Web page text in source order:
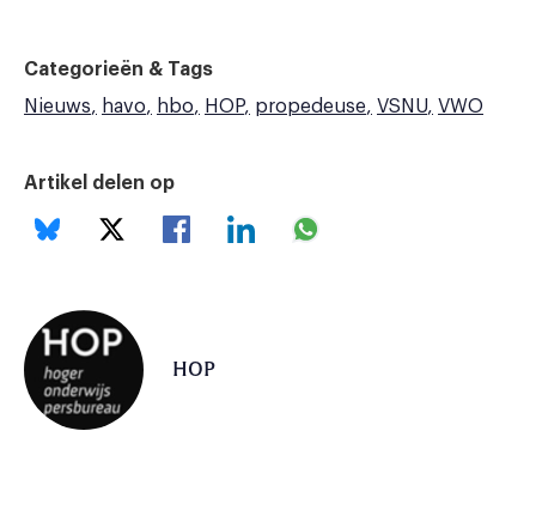
Categorieën & Tags
Nieuws
havo hbo HOP propedeuse VSNU VWO
Artikel delen op
HOP